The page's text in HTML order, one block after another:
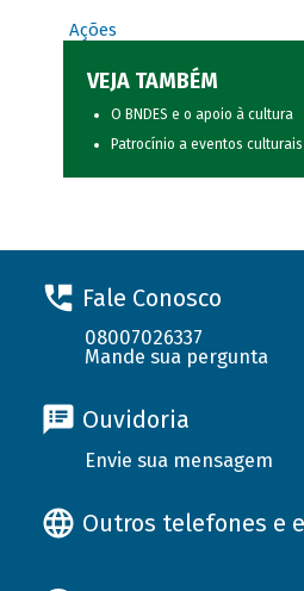
Ações
VEJA TAMBÉM
O BNDES e o apoio à cultura
Patrocínio a eventos culturais
Fale Conosco
08007026337
Mande sua pergunta
Ouvidoria
Envie sua mensagem
Outros telefones e